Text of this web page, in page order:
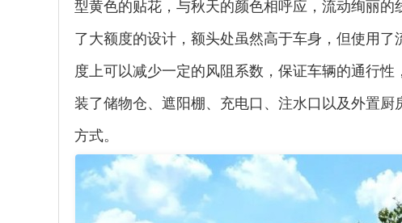
型黄色的贴花，与秋天的颜色相呼应，流动绚丽
了大额度的设计，额头处虽然高于车身，但使用
度上可以减少一定的风阻系数，保证车辆的通行
装了储物仓、遮阳棚、充电口、注水口以及外置
方式。